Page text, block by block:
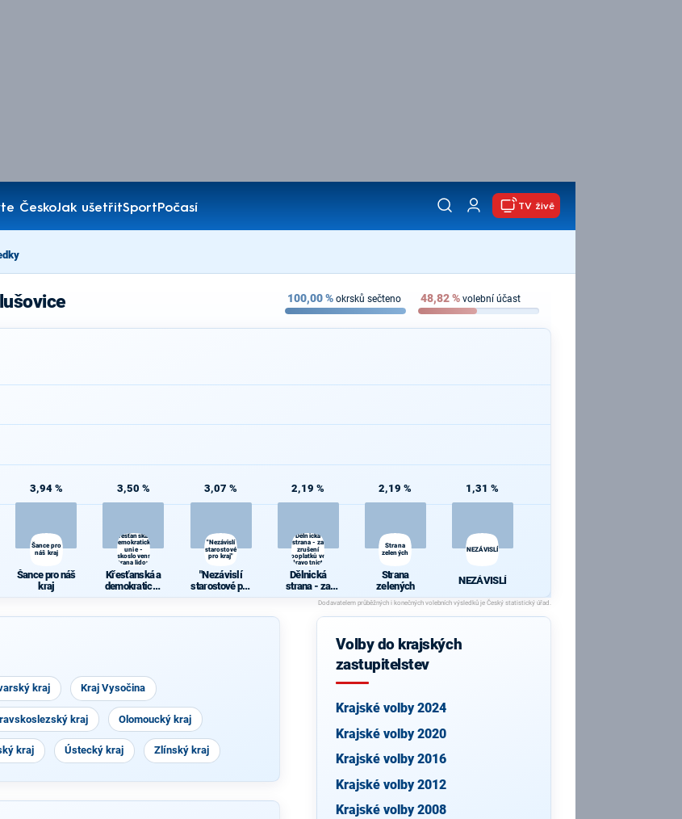
ČeskoJak ušetřitSportPočasí
TV živě
100,00% okrsků sečteno 48,82% volební účast
3,94 %
Šance pro
náš kraj
Šance pro náš
kraj
3,50 %
Křesťanská a
demokratická
unie -
Československá
strana lidová
Křesťanská a
demokratická
ká strana
3,07 %
"Nezávislí
starostové
pro kraj"
"Nezávislí
starostové pro
kraj"
2,19 %
Dělnická
strana - za
zrušení
poplatků ve
zdravotnictví
Dělnická
strana - za
zrušení
poplatků ve
zdravotnictví
2,19 %
Strana
zelených
Strana
zelených
1,31 %
NEZÁVISLÍ
NEZÁVISLÍ
kraj Kraj Vysočina
kraj Olomoucký kraj
kraj Ústecký kraj Zlínský kraj
Volby do krajských
zastupitelstev
Krajské volby 2024
Krajské volby 2020
Krajské volby 2016
Krajské volby 2012
Krajské volby 2008